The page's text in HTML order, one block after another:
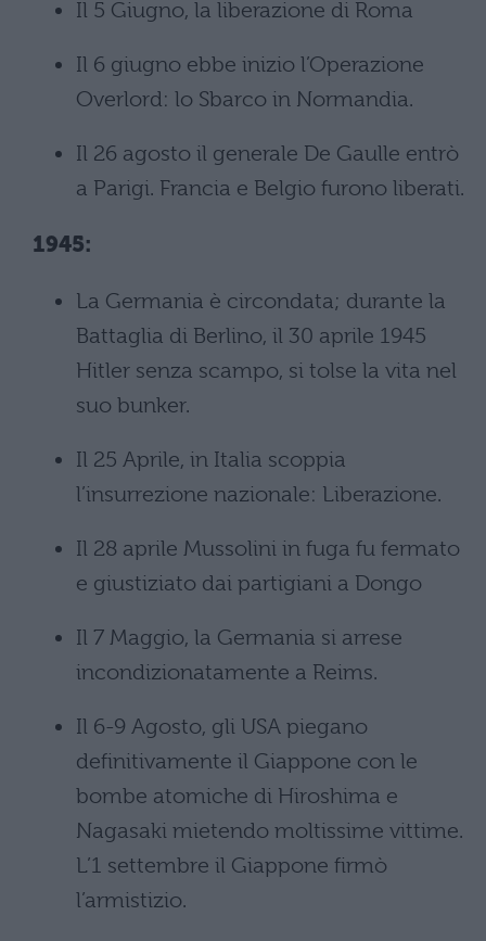
Il 5 Giugno, la liberazione di Roma
Il 6 giugno ebbe inizio l’Operazione
Overlord: lo Sbarco in Normandia.
Il 26 agosto il generale De Gaulle entrò
a Parigi. Francia e Belgio furono liberati.
1945:
La Germania è circondata; durante la
Battaglia di Berlino, il 30 aprile 1945
Hitler senza scampo, si tolse la vita nel
suo bunker.
Il 25 Aprile, in Italia scoppia
l’insurrezione nazionale: Liberazione.
Il 28 aprile Mussolini in fuga fu fermato
e giustiziato dai partigiani a Dongo
Il 7 Maggio, la Germania si arrese
incondizionatamente a Reims.
Il 6-9 Agosto, gli USA piegano
definitivamente il Giappone con le
bombe atomiche di Hiroshima e
Nagasaki mietendo moltissime vittime.
L’1 settembre il Giappone firmò
l’armistizio.